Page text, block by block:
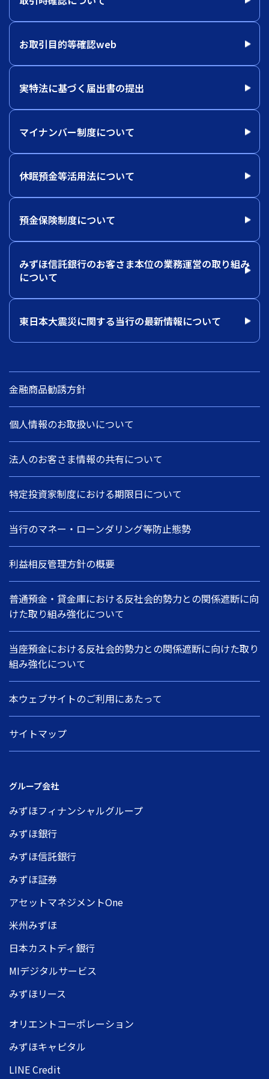
お取引目的等確認web
実特法に基づく届出書の提出
マイナンバー制度について
休眠預金等活用法について
預金保険制度について
みずほ信託銀行のお客さま本位の業務運営の取り組み
について
東日本大震災に関する当行の最新情報について
金融商品勧誘方針
個人情報のお取扱いについて
法人のお客さま情報の共有について
特定投資家制度における期限日について
当行のマネー・ローンダリング等防止態勢
利益相反管理方針の概要
普通預金・貸金庫における反社会的勢力との関係遮断に向
けた取り組み強化について
当座預金における反社会的勢力との関係遮断に向けた取り
組み強化について
本ウェブサイトのご利用にあたって
サイトマップ
グループ会社
みずほフィナンシャルグループ
みずほ銀行
みずほ信託銀行
みずほ証券
アセットマネジメントOne
米州みずほ
日本カストディ銀行
MIデジタルサービス
みずほリース
オリエントコーポレーション
みずほキャピタル
LINE Credit